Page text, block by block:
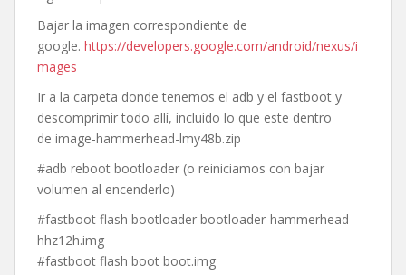
Bajar la imagen correspondiente de
google. https://developers.google.com/android/nexus/i
mages
Ir a la carpeta donde tenemos el adb y el fastboot y
descomprimir todo allí, incluido lo que este dentro
de image-hammerhead-lmy48b.zip
#adb reboot bootloader (o reiniciamos con bajar
volumen al encenderlo)
#fastboot flash bootloader bootloader-hammerhead-
hhz12h.img
#fastboot flash boot boot.img